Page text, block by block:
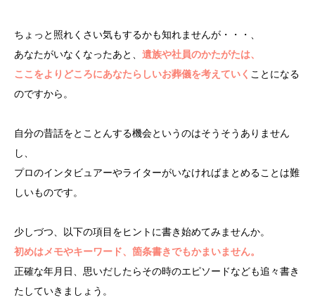
ちょっと照れくさい気もするかも知れませんが・・・、
あなたがいなくなったあと、 遺族や社員のかたがたは、
ここをよりどころにあなたらしいお葬儀を考えていく ことになる
のですから。
自分の昔話をとことんする機会というのはそうそうありません
し、
プロのインタビュアーやライターがいなければまとめることは難
しいものです。
少しづつ、以下の項目をヒントに書き始めてみませんか。
初めはメモやキーワード、箇条書きでもかまいません。
正確な年月日、思いだしたらその時のエピソードなども追々書き
たしていきましょう。